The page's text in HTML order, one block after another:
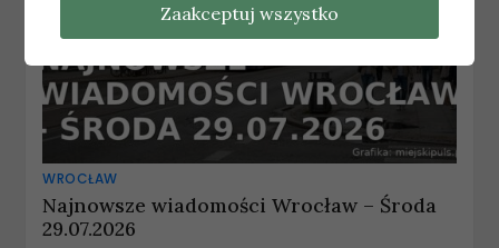
WROCŁAW
Najnowsze wiadomości Wrocław – Środa
29.07.2026
Zaakceptuj wszystko